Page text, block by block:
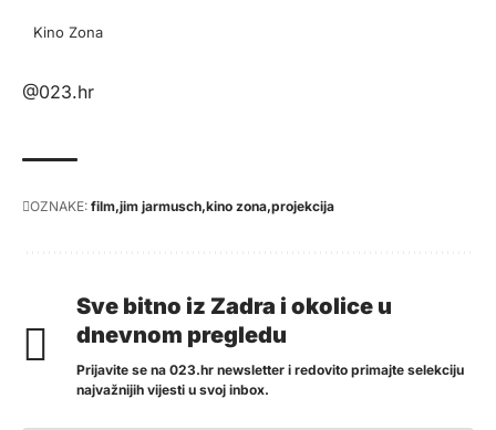
Kino Zona
@023.hr
OZNAKE: film jim jarmusch kino zona projekcija
Sve bitno iz Zadra i okolice u
dnevnom pregledu
Prijavite se na 023.hr newsletter i redovito primajte selekciju
najvažnijih vijesti u svoj inbox.